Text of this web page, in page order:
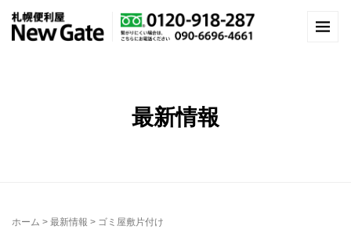
最新情報
ホーム > 最新情報 > ゴミ屋敷片付け